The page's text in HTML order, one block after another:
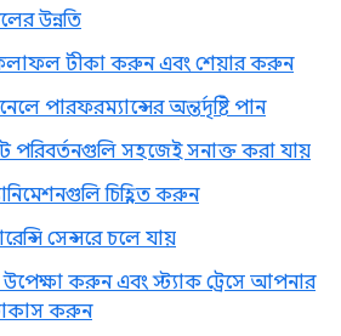
উন্নতি
টীকা করুন এবং শেয়ার করুন
পারফরম্যান্সের অন্তর্দৃষ্টি পান
সহজেই সনাক্ত করা যায়
চিহ্নিত করুন
সেন্সরে চলে যায়
উপেক্ষা করুন এবং স্ট্যাক ট্রেসে আপনার
করুন